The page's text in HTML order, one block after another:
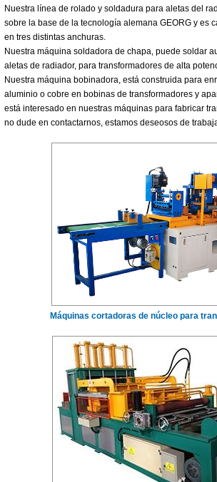
Nuestra línea de rolado y soldadura para aletas del
sobre la base de la tecnología alemana GEORG y es
en tres distintas anchuras.
Nuestra máquina soldadora de chapa, puede soldar
aletas de radiador, para transformadores de alta
Nuestra máquina bobinadora, está construida para
aluminio o cobre en bobinas de transformadores y
está interesado en nuestras máquinas para fabricar
no dude en contactarnos, estamos deseosos de
Máquinas cortadoras de núcleo para